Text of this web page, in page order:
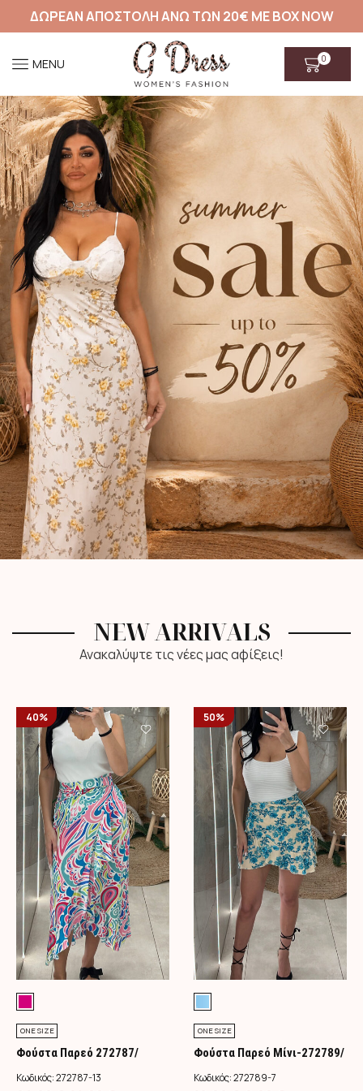
ΔΩΡΕΑΝ ΑΠΟΣΤΟΛΗ ΑΝΩ ΤΩΝ 20€ ΜΕ BOX NOW
MENU 0
NEW ARRIVALS
Ανακαλύψτε τις νέες μας αφίξεις!
40%
ONE SIZE
Φούστα Παρεό 272787/
Φούξια
Κωδικός:272787-13
50%
ONE SIZE
Φούστα Παρεό Μίνι-272789/
Τιρκουάζ
Κωδικός:272789-7